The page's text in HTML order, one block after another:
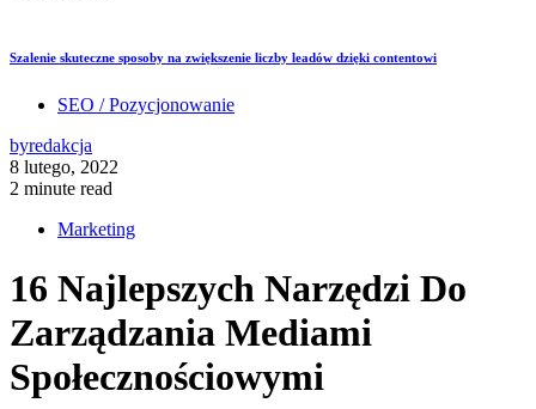
Szalenie skuteczne sposoby na zwiększenie liczby leadów dzięki contentowi
SEO / Pozycjonowanie
byredakcja
8 lutego, 2022
2 minute read
Marketing
16 Najlepszych Narzędzi Do
Zarządzania Mediami
Społecznościowymi